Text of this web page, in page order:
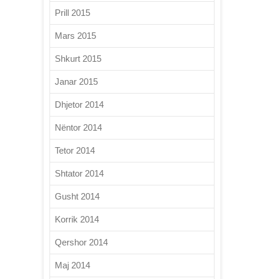
Prill 2015
Mars 2015
Shkurt 2015
Janar 2015
Dhjetor 2014
Nëntor 2014
Tetor 2014
Shtator 2014
Gusht 2014
Korrik 2014
Qershor 2014
Maj 2014